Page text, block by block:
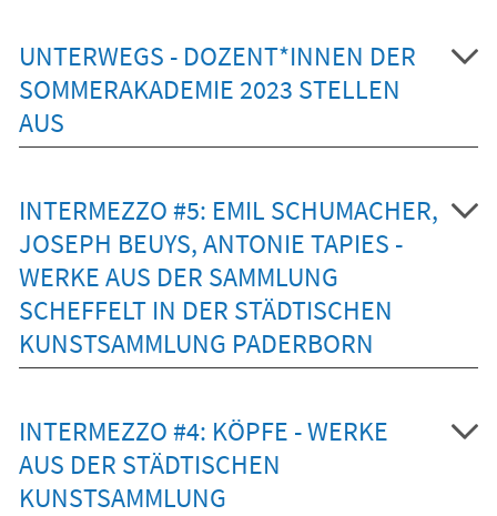
UNTERWEGS - DOZENT*INNEN DER
SOMMERAKADEMIE 2023 STELLEN
AUS
INTERMEZZO #5: EMIL SCHUMACHER,
JOSEPH BEUYS, ANTONIE TAPIES -
WERKE AUS DER SAMMLUNG
SCHEFFELT IN DER STÄDTISCHEN
KUNSTSAMMLUNG PADERBORN
INTERMEZZO #4: KÖPFE - WERKE
AUS DER STÄDTISCHEN
KUNSTSAMMLUNG